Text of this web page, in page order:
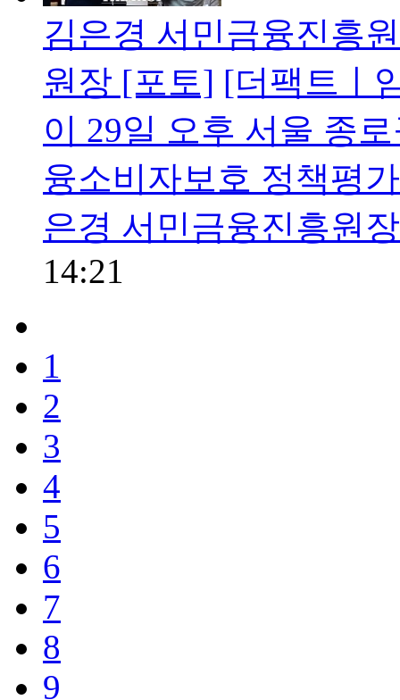
김은경 서민금융진흥
원장 [포토] [더팩트ㅣ
이 29일 오후 서울 종
융소비자보호 정책평
은경 서민금융진흥원
14:21
1
2
3
4
5
6
7
8
9